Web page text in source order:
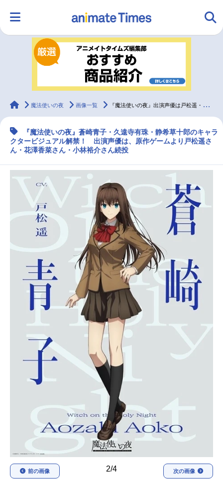
ランキング アニメ
ラジオ みんなの声
マンガ・ラノベ ゲーム・アプリ 音楽 コスプレ
2.5次元 配信・Vtuber
アニメ記事一覧 声優記事一覧
実写化映画一覧
今期アニメ曜日別一覧
春アニメ 夏アニメ
秋アニメ 冬アニメ
男性声優/女性声優一覧
FOLLOW US
animateTimes
魔法使いの夜 画像一覧 『魔法使いの夜』出演声優は戸松遥・花澤香菜・小林裕介、キャラビジュアル解禁！
『魔法使いの夜』蒼崎青子・久遠寺有珠・静希草十郎のキャラ
クタービジュアル解禁！ 出演声優は、原作ゲームより戸松遥さ
ん・花澤香菜さん・小林裕介さん続投
2/4
前の画像 次の画像